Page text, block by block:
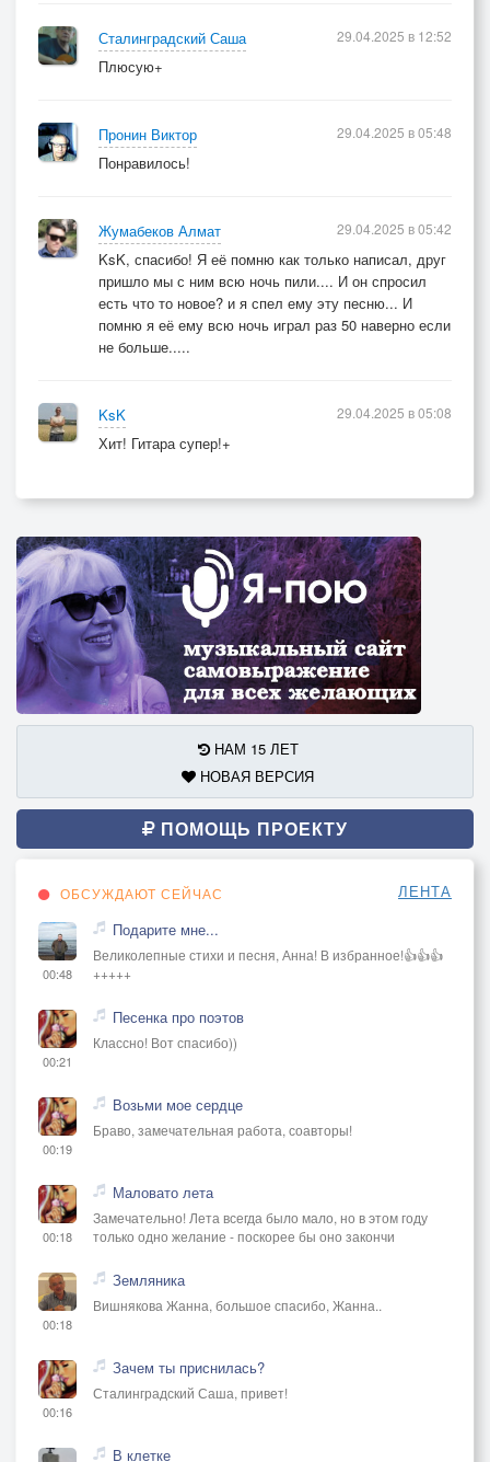
Сталинградский Саша
Плюсую+
29.04.2025 в 12:52
Пронин Виктор
Понравилось!
29.04.2025 в 05:48
Жумабеков Алмат
KsK, спасибо! Я её помню как только написал, друг
пришло мы с ним всю ночь пили.... И он спросил
есть что то новое? и я спел ему эту песню... И
помню я её ему всю ночь играл раз 50 наверно если
не больше.....
29.04.2025 в 05:42
KsK
Хит! Гитара супер!+
29.04.2025 в 05:08
НАМ 15 ЛЕТ
НОВАЯ ВЕРСИЯ
ПОМОЩЬ ПРОЕКТУ
ОБСУЖДАЮТ СЕЙЧАС ЛЕНТА
00:48
Подарите мне...
Великолепные стихи и песня, Анна! В избранное!👍👍👍
+++++
00:21
Песенка про поэтов
Классно! Вот спасибо))
00:19
Возьми мое сердце
Браво, замечательная работа, соавторы!
00:18
Маловато лета
Замечательно! Лета всегда было мало, но в этом году
только одно желание - поскорее бы оно закончи
00:18
Земляника
Вишнякова Жанна, большое спасибо, Жанна..
00:16
Зачем ты приснилась?
Сталинградский Саша, привет!
В клетке